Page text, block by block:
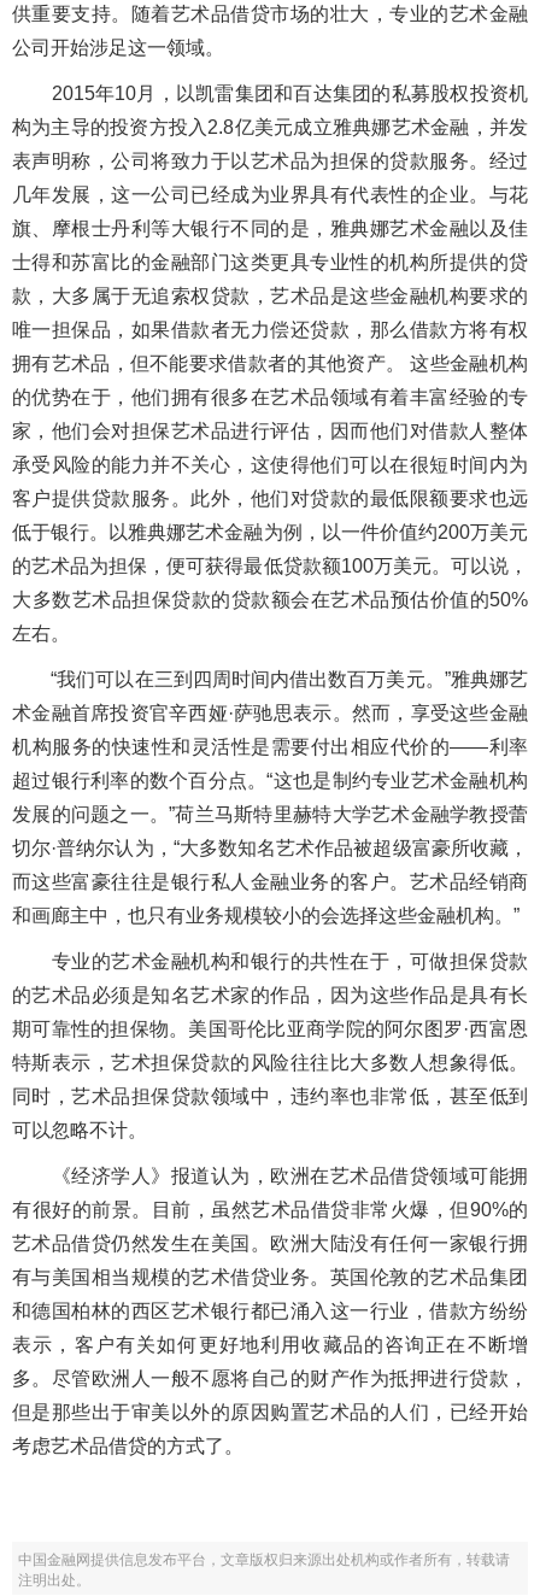
供重要支持。随着艺术品借贷市场的壮大，专业的艺术金融
公司开始涉足这一领域。
2015年10月，以凯雷集团和百达集团的私募股权投资机
构为主导的投资方投入2.8亿美元成立雅典娜艺术金融，并发
表声明称，公司将致力于以艺术品为担保的贷款服务。经过
几年发展，这一公司已经成为业界具有代表性的企业。与花
旗、摩根士丹利等大银行不同的是，雅典娜艺术金融以及佳
士得和苏富比的金融部门这类更具专业性的机构所提供的贷
款，大多属于无追索权贷款，艺术品是这些金融机构要求的
唯一担保品，如果借款者无力偿还贷款，那么借款方将有权
拥有艺术品，但不能要求借款者的其他资产。 这些金融机构
的优势在于，他们拥有很多在艺术品领域有着丰富经验的专
家，他们会对担保艺术品进行评估，因而他们对借款人整体
承受风险的能力并不关心，这使得他们可以在很短时间内为
客户提供贷款服务。此外，他们对贷款的最低限额要求也远
低于银行。以雅典娜艺术金融为例，以一件价值约200万美元
的艺术品为担保，便可获得最低贷款额100万美元。可以说，
大多数艺术品担保贷款的贷款额会在艺术品预估价值的50%
左右。
“我们可以在三到四周时间内借出数百万美元。”雅典娜艺
术金融首席投资官辛西娅·萨驰思表示。然而，享受这些金融
机构服务的快速性和灵活性是需要付出相应代价的——利率
超过银行利率的数个百分点。“这也是制约专业艺术金融机构
发展的问题之一。”荷兰马斯特里赫特大学艺术金融学教授蕾
切尔·普纳尔认为，“大多数知名艺术作品被超级富豪所收藏，
而这些富豪往往是银行私人金融业务的客户。艺术品经销商
和画廊主中，也只有业务规模较小的会选择这些金融机构。”
专业的艺术金融机构和银行的共性在于，可做担保贷款
的艺术品必须是知名艺术家的作品，因为这些作品是具有长
期可靠性的担保物。美国哥伦比亚商学院的阿尔图罗·西富恩
特斯表示，艺术担保贷款的风险往往比大多数人想象得低。
同时，艺术品担保贷款领域中，违约率也非常低，甚至低到
可以忽略不计。
《经济学人》报道认为，欧洲在艺术品借贷领域可能拥
有很好的前景。目前，虽然艺术品借贷非常火爆，但90%的
艺术品借贷仍然发生在美国。欧洲大陆没有任何一家银行拥
有与美国相当规模的艺术借贷业务。英国伦敦的艺术品集团
和德国柏林的西区艺术银行都已涌入这一行业，借款方纷纷
表示，客户有关如何更好地利用收藏品的咨询正在不断增
多。尽管欧洲人一般不愿将自己的财产作为抵押进行贷款，
但是那些出于审美以外的原因购置艺术品的人们，已经开始
考虑艺术品借贷的方式了。
中国金融网提供信息发布平台，文章版权归来源出处机构或作者所有，转载请
注明出处。